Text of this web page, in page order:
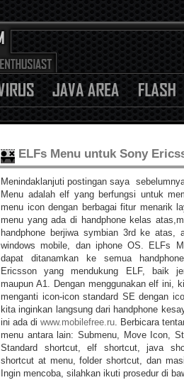
ELFs Menu untuk Sony
Menindaklanjuti postingan saya
Menu adalah elf yang berfungsi untuk
menu icon dengan berbagai fitur menarik
menu yang ada di handphone kelas
handphone berjiwa symbian 3rd ke atas,
windows mobile, dan iphone OS. ELFs
dapat ditanamkan ke semua
Ericsson yang mendukung ELF, baik
maupun A1. Dengan menggunakan elf ini,
menganti icon-icon standard SE dengan
kita inginkan langsung dari handphone
ini ada di www.mobilefree.ru . Berbicara
menu antara lain: Submenu, Move Icon,
Standard shortcut, elf shortcut, java
shortcut at menu, folder shortcut, dan
Ingin mencoba, silahkan ikuti prosedur di